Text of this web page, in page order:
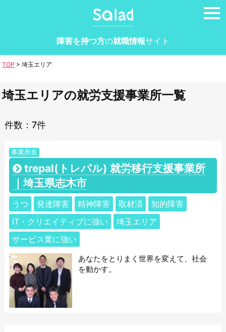
障害を持つ方の就職情報サイト
TOP >埼玉エリア
埼玉エリアの就労支援事業所一覧
件数：7件
事業所名
trepal(トレパル) 就労移行支援事業所
｜埼玉県志木市
うつ 発達障害 精神障害 取材済
知的障害
IT・クリエイティブに強い
埼玉エリア
サービス業に強い
あなたをとりまく世界を変えて、社会
を動かす。